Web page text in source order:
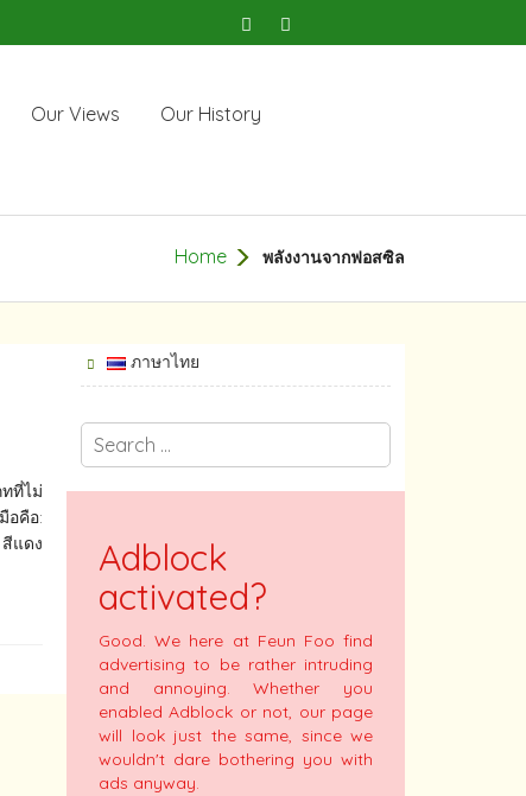
Our Views
Our History
Home พลังงานจากฟอสซิล
ที่ไม่
อคือ:
แดง
ภาษาไทย
Adblock
activated?
Good. We here at Feun Foo find
advertising to be rather intruding
and annoying. Whether you
enabled Adblock or not, our page
will look just the same, since we
wouldn't dare bothering you with
ads anyway.